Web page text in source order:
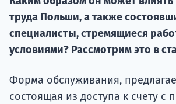
труда Польши, а также
специалисты, стремящиеся
условиями? Рассмотрим это в
Форма обслуживания,
состоящая из доступа к счету с